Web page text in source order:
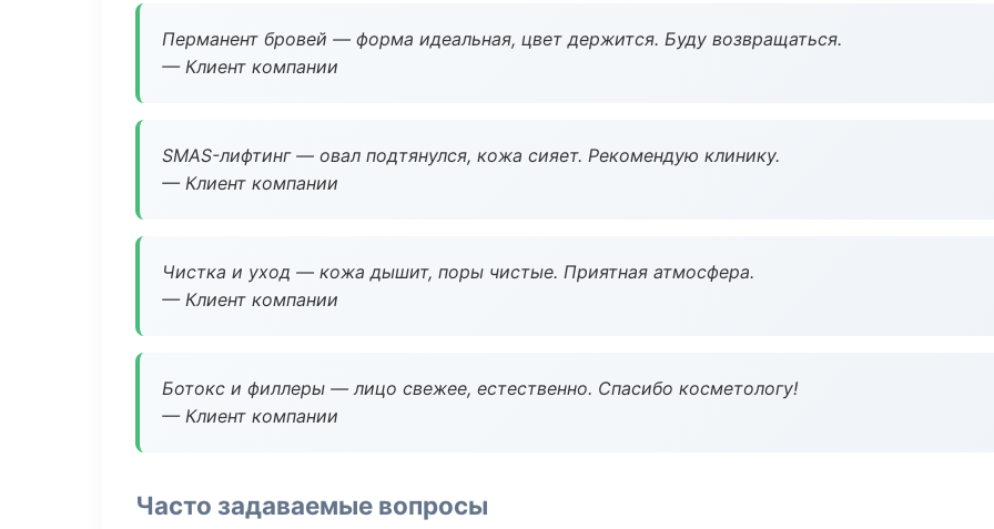
Перманент бровей — форма идеальная, цвет держится. Буду возвращаться.
— Клиент компании
SMAS-лифтинг — овал подтянулся, кожа сияет. Рекомендую клинику.
— Клиент компании
Чистка и уход — кожа дышит, поры чистые. Приятная атмосфера.
— Клиент компании
Ботокс и филлеры — лицо свежее, естественно. Спасибо косметологу!
— Клиент компании
Часто задаваемые вопросы